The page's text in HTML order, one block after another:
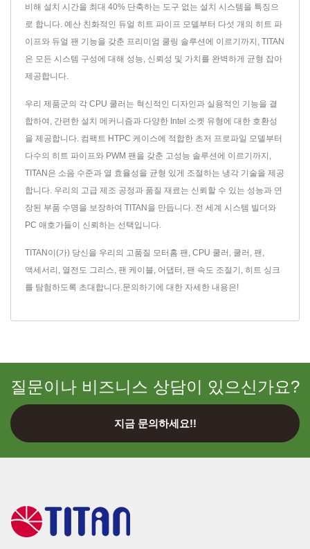
비해 설치 시간을 최대 40% 단축하는 도구 없는 설치 시스템을 특징으
로 합니다. 예산 친화적인 듀얼 히트 파이프 모델부터 다섯 개의 히트 파
이프와 듀얼 팬 기능을 갖춘 프리미엄 쿨링 솔루션에 이르기까지, TITAN
은 모든 시스템 구성에 대해 성능, 신뢰성 및 가치를 완벽하게 균형 잡아
제공합니다.
우리 제품군의 각 CPU 쿨러는 혁신적인 디자인과 실용적인 기능을 결
합하여, 간편한 설치 메커니즘과 다양한 Intel 소켓 유형에 대한 호환성
을 제공합니다. 컴팩트 HTPC 케이스에 적합한 초저 프로파일 모델부터
다수의 히트 파이프와 PWM 팬을 갖춘 고성능 솔루션에 이르기까지,
TITAN은 소음 수준과 열 효율성을 균형 있게 조절하는 냉각 기술을 제공
합니다. 우리의 고급 제조 공정과 품질 재료는 신뢰할 수 있는 성능과 연
장된 부품 수명을 보장하여 TITAN을 만듭니다. 전 세계 시스템 빌더와
PC 애호가들이 신뢰하는 선택입니다.
TITAN이(가) 당신을 우리의 고품질 모터홈 팬 CPU 쿨러 쿨러 팬
액세서리
열전도 그리스 팬 케이블 어댑터 팬 속도 조절기 히트 싱크
를 탐험하도록 초대합니다. 문의하기에 대한 자세한 내용은!
질문이나 비즈니스 상담이 있으신가요?
지금 문의하세요!!